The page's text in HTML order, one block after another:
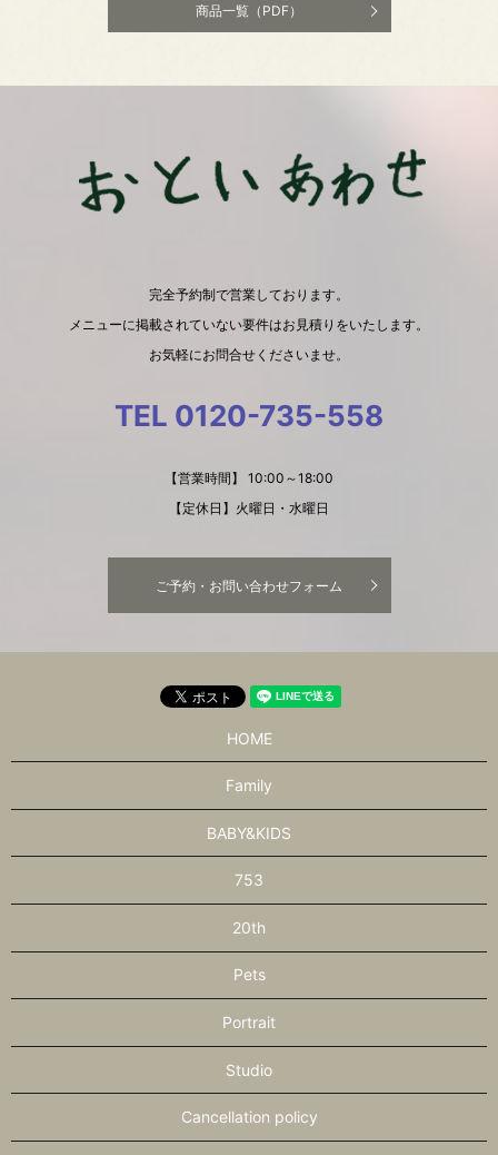
商品一覧（PDF）
完全予約制で営業しております。
メニューに掲載されていない要件はお見積りをいたします。
お気軽にお問合せくださいませ。
TEL 0120-735-558
【営業時間】 10:00～18:00
【定休日】火曜日・水曜日
ご予約・お問い合わせフォーム
HOME
Family
BABY&KIDS
753
20th
Pets
Portrait
Studio
Cancellation policy